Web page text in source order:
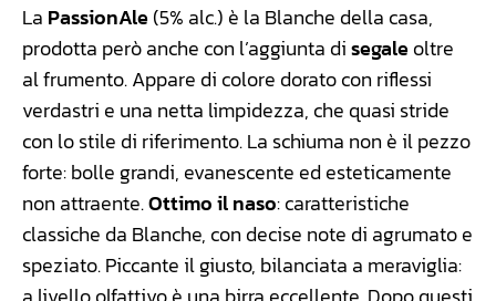
La PassionAle(5% alc.) è la Blanche della casa,
prodotta però anche con l’aggiunta disegaleoltre
al frumento. Appare di colore dorato con riflessi
verdastri e una netta limpidezza, che quasi stride
con lo stile di riferimento. La schiuma non è il pezzo
forte: bolle grandi, evanescente ed esteticamente
non attraente.Ottimo il naso: caratteristiche
classiche da Blanche, con decise note di agrumato e
speziato. Piccante il giusto, bilanciata a meraviglia: